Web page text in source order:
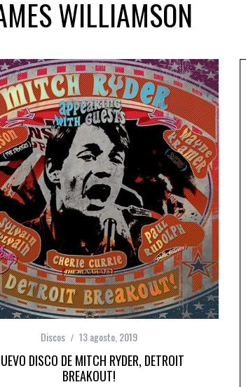
WILLIAMSON
Discos 13 agosto, 2019
DISCO DE MITCH RYDER, DETROIT
BREAKOUT!